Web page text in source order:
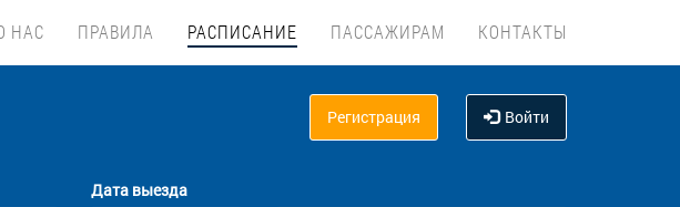
НАС ПРАВИЛА РАСПИСАНИЕ ПАССАЖИРАМ КОНТАКТЫ
Регистрация Войти
Дата выезда